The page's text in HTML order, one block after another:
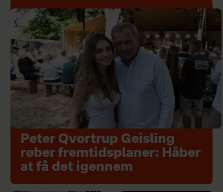
Peter Qvortrup Geisling
røber fremtidsplaner: Håber
at få det igennem